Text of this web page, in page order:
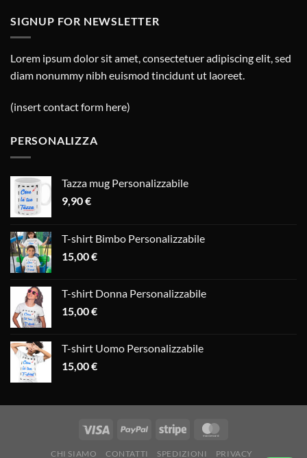
SIGNUP FOR NEWSLETTER
Lorem ipsum dolor sit amet, consectetuer adipiscing elit, sed
diam nonummy nibh euismod tincidunt ut laoreet.
(insert contact form here)
PERSONALIZZA
Tazza mug Personalizzabile
9,90€
T-shirt Bimbo Personalizzabile
15,00€
T-shirt Donna Personalizzabile
15,00€
T-shirt Uomo Personalizzabile
15,00€
CHI SIAMO CONTATTI SPEDIZIONI
PRIVACY